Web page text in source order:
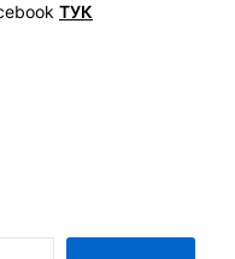
ТУК